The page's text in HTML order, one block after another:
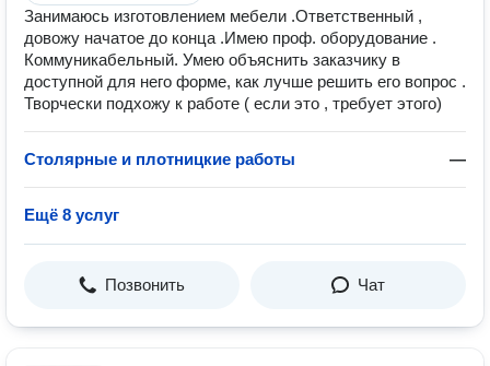
Занимаюсь изготовлением мебели .Ответственный ,
довожу начатое до конца .Имею проф. оборудование .
Коммуникабельный. Умею объяснить заказчику в
доступной для него форме, как лучше решить его вопрос .
Творчески подхожу к работе ( если это , требует этого)
Столярные и плотницкие работы —
Ещё 8 услуг
Позвонить Чат